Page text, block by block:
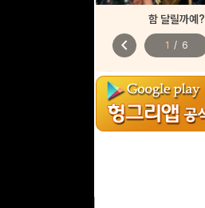
함 달릴까예?
chevron_left 1 / 6